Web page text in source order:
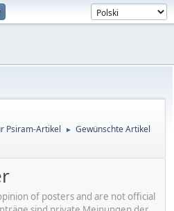
Psiram-Artikel ► Gewünschte Artikel
of posters and are not official